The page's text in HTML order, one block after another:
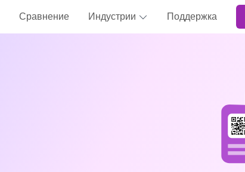
Сравнение Индустрии Поддержка